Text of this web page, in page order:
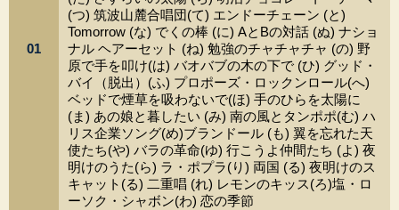
01
(つ) 筑波山麓合唱団(て) エンドーチェーン (と)
Tomorrow (な) でくの棒 (に) AとBの対話 (ぬ) ナショ
ナル ヘアーセット (ね) 勉強のチャチャチャ (の) 野
原で手を叩け(は) バオバブの木の下で (ひ) グッド・
バイ（脱出）(ふ) プロポーズ・ロックンロール(へ)
ベッドで煙草を吸わないで(ほ) 手のひらを太陽に
(ま) あの娘と暮したい (み) 南の風とタンポポ(む) ハ
リス企業ソング(め)ブランドール (も) 翼を忘れた天
使たち(や) バラの革命(ゆ) 行こうよ仲間たち (よ) 夜
明けのうた(ら) ラ・ポプラ(り) 両国 (る) 夜明けのス
キャット(る) 二重唱 (れ) レモンのキッス(ろ)塩・ロ
ーソク・シャボン(わ) 恋の季節